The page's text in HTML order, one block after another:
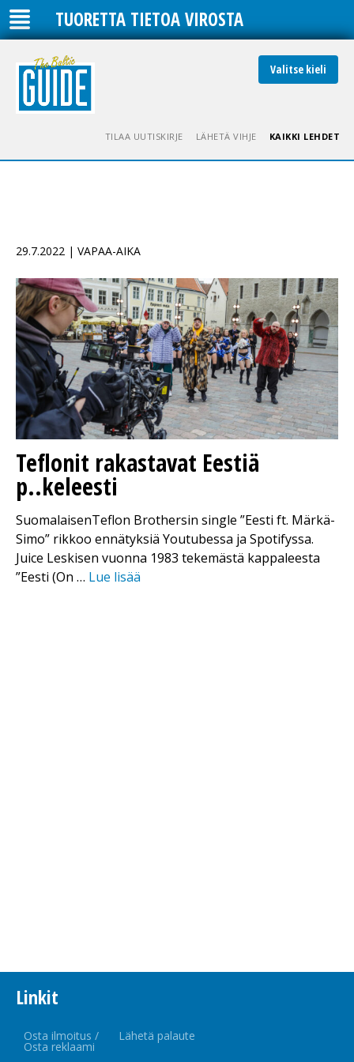
TUORETTA TIETOA VIROSTA
Valitse kieli
TILAA UUTISKIRJE LÄHETÄ VIHJE KAIKKI LEHDET
29.7.2022 | VAPAA-AIKA
Teflonit rakastavat Eestiä
p..keleesti
SuomalaisenTeflon Brothersin single ”Eesti ft. Märkä-
Simo” rikkoo ennätyksiä Youtubessa ja Spotifyssa.
Juice Leskisen vuonna 1983 tekemästä kappaleesta
”Eesti (On … Lue lisää
Linkit
Osta ilmoitus /
Osta reklaami
Lähetä palaute